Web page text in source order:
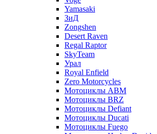
Yamasaki
ЗиД
Zongshen
Desert Raven
Regal Raptor
SkyTeam
Урал
Royal Enfield
Zero Motorcycles
Мотоциклы ABM
Мотоциклы BRZ
Мотоциклы Defiant
Мотоциклы Ducati
Мотоциклы Fuego